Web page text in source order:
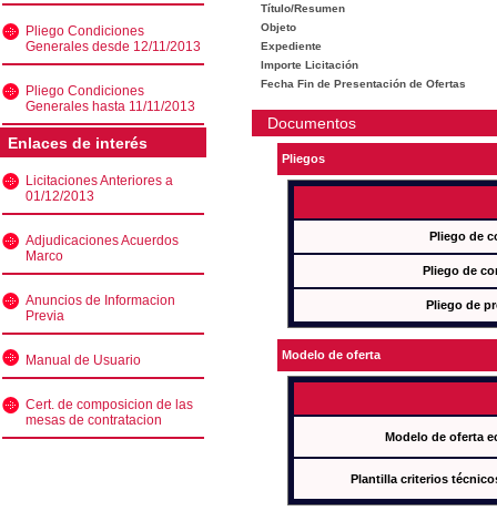
Pliego Condiciones
Generales desde 12/11/2013
Pliego Condiciones
Generales hasta 11/11/2013
Enlaces de interés
Licitaciones Anteriores a
01/12/2013
Adjudicaciones Acuerdos
Marco
Anuncios de Informacion
Previa
Manual de Usuario
Cert. de composicion de las
mesas de contratacion
Título/Resumen
Objeto
Expediente
Importe Licitación
Fecha Fin de Presentación de Ofertas
Documentos
Pliegos
Pliego de
Pliego de
Pliego de
Modelo de oferta
Modelo de oferta
Plantilla criterios